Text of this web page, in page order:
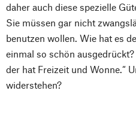
daher auch diese spezielle
Sie müssen gar nicht
benutzen wollen. Wie hat es
einmal so schön
der hat Freizeit und Wonne.“
widerstehen?